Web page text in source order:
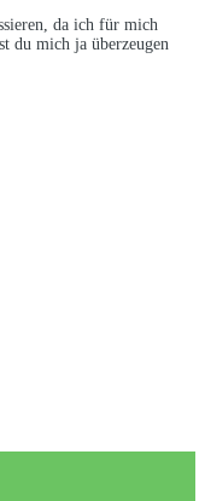
da ich für mich
du mich ja überzeugen